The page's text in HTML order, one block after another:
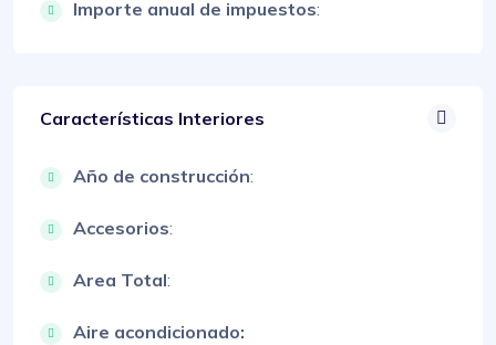
Importe anual de impuestos:
Características Interiores
Año de construcción:
Accesorios:
Area Total:
Aire acondicionado: